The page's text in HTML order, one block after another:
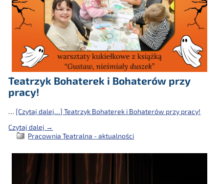
Teatrzyk Bohaterek i Bohaterów przy
pracy!
… [Czytaj dalej…] Teatrzyk Bohaterek i Bohaterów przy pracy!
Czytaj dalej →
Pracownia Teatralna - aktualności